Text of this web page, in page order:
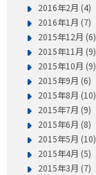
2016年2月 (4)
2016年1月 (7)
2015年12月 (6)
2015年11月 (9)
2015年10月 (9)
2015年9月 (6)
2015年8月 (10)
2015年7月 (9)
2015年6月 (8)
2015年5月 (10)
2015年4月 (5)
2015年3月 (7)